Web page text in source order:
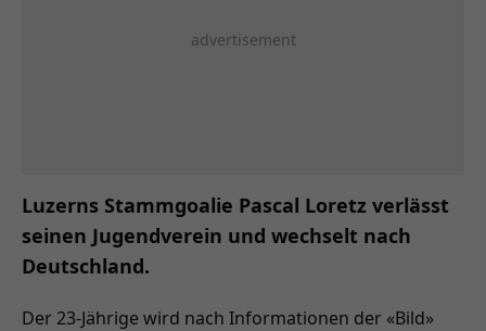
Luzerns Stammgoalie Pascal Loretz verlässt
seinen Jugendverein und wechselt nach
Deutschland.
Der 23-Jährige wird nach Informationen der «Bild»